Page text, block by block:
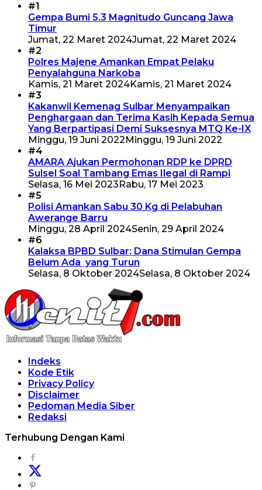
#1
Gempa Bumi 5.3 Magnitudo Guncang Jawa
Timur
Jumat, 22 Maret 2024Jumat, 22 Maret 2024
#2
Polres Majene Amankan Empat Pelaku
Penyalahguna Narkoba
Kamis, 21 Maret 2024Kamis, 21 Maret 2024
#3
Kakanwil Kemenag Sulbar Menyampaikan
Penghargaan dan Terima Kasih Kepada Semua
Yang Berpartipasi Demi Suksesnya MTQ Ke-IX
Minggu, 19 Juni 2022 Minggu, 19 Juni 2022
#4
AMARA Ajukan Permohonan RDP ke DPRD
Sulsel Soal Tambang Emas Ilegal di Rampi
Selasa, 16 Mei 2023 Rabu, 17 Mei 2023
#5
Polisi Amankan Sabu 30 Kg di Pelabuhan
Awerange Barru
Minggu, 28 April 2024Senin, 29 April 2024
#6
Kalaksa BPBD Sulbar: Dana Stimulan Gempa
Belum Ada yang Turun
Selasa, 8 Oktober 2024Selasa, 8 Oktober 2024
Indeks
Kode Etik
Privacy Policy
Disclaimer
Pedoman Media Siber
Redaksi
Terhubung Dengan Kami